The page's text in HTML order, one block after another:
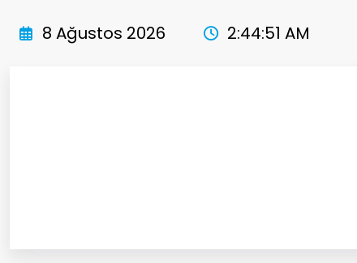
atla
8 Ağustos 2026 2:44:52 AM